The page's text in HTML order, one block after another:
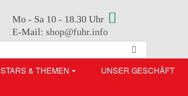
Mo - Sa 10 - 18.30 Uhr
E-Mail: shop@fuhr.info
STARS & THEMEN UNSER GESCHÄFT